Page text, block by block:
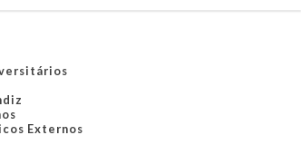
Externos